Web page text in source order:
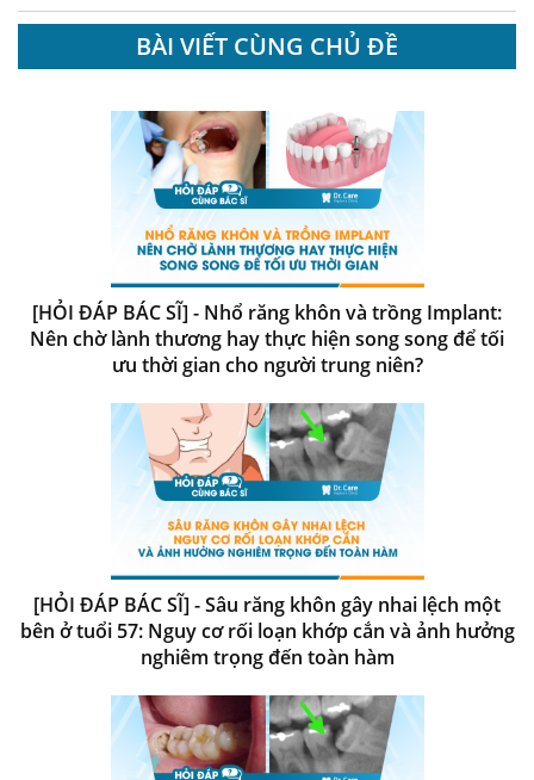
BÀI VIẾT CÙNG CHỦ ĐỀ
[HỎI ĐÁP BÁC SĨ] - Nhổ răng khôn và trồng Implant:
Nên chờ lành thương hay thực hiện song song để tối
ưu thời gian cho người trung niên?
[HỎI ĐÁP BÁC SĨ] - Sâu răng khôn gây nhai lệch một
bên ở tuổi 57: Nguy cơ rối loạn khớp cắn và ảnh hưởng
nghiêm trọng đến toàn hàm